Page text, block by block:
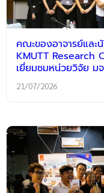
คณะของอาจารย์และ
KMUTT Research
เยี่ยมชมหน่วยวิจัย ม
21/07/2026